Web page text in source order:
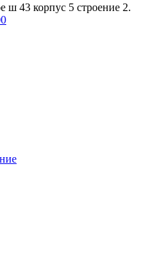
ш 43 корпус 5 строение 2.